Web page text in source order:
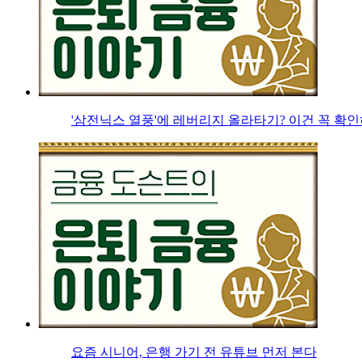
'삼전닉스 열풍'에 레버리지 올라타기? 이건 꼭 확
요즘 시니어, 은행 가기 전 유튜브 먼저 본다